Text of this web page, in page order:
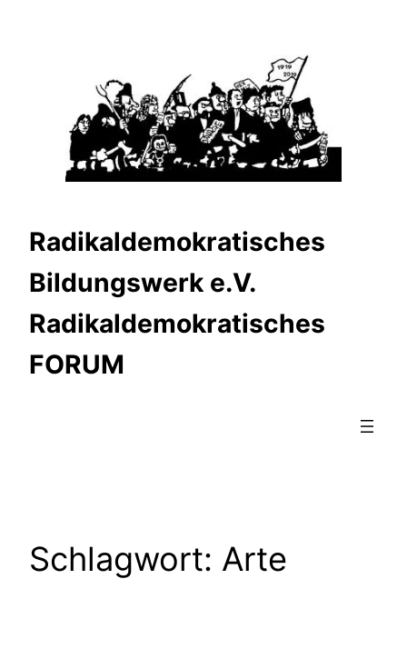
Radikaldemokratisches
Bildungswerk e.V.
Radikaldemokratisches
FORUM
Schlagwort: Arte